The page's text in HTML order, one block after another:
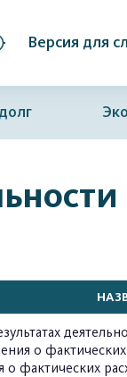
Версия для
о
о фактических